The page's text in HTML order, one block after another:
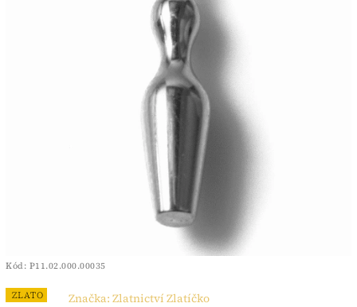
Kód: P11.02.000.00035
ZLATO Značka: Zlatnictví Zlatíčko